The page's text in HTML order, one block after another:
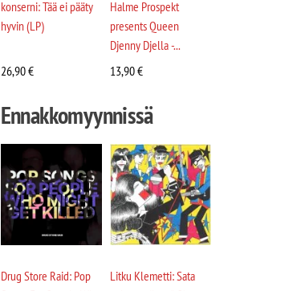
konserni: Tää ei pääty
hyvin (LP)
26,90€
Halme Prospekt
presents Queen
Djenny Djella -...
13,90€
Ennakkomyynnissä
Drug Store Raid: Pop
Litku Klemetti: Sata